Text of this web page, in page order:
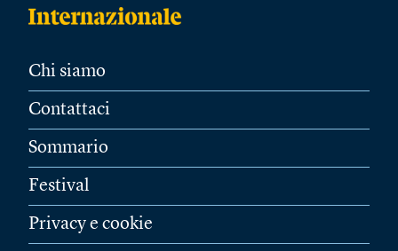
Chi siamo
Contattaci
Sommario
Festival
Privacy e cookie